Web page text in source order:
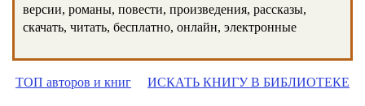
версии, романы, повести, произведения, рассказы,
скачать, читать, бесплатно, онлайн, электронные
ТОП авторов и книг ИСКАТЬ КНИГУ В БИБЛИОТЕКЕ